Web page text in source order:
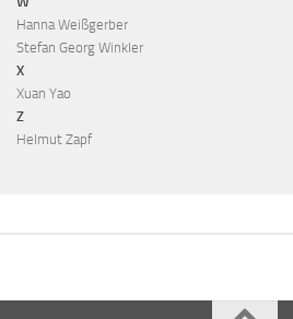
Hanna Weißgerber
Stefan Georg Winkler
X
Xuan Yao
Z
Helmut Zapf